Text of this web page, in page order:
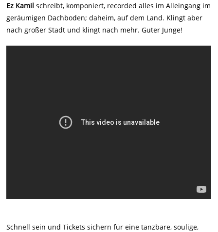
Ez Kamil schreibt, komponiert, recorded alles im Alleingang im
geräumigen Dachboden; daheim, auf dem Land. Klingt aber
nach großer Stadt und klingt nach mehr. Guter Junge!
Schnell sein und Tickets sichern für eine tanzbare, soulige,